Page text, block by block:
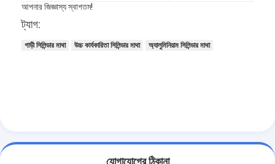
আমাদের সম্বন্ধে
আপনার জিজ্ঞাস্য স্বাগতম!
ট্যাগ:
গাড়ী সিলিন্ডার মাথা উচ্চ কার্যকারিতা সিলিন্ডার মাথা অ্যালুমিনিয়াম সিলিন্ডার মাথা